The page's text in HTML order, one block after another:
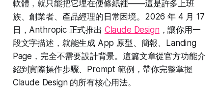
軟體，就只能把它埋在便條紙裡——這是許多上班
族、創業者、產品經理的日常困境。2026 年 4 月 17
日，Anthropic 正式推出 Claude Design，讓你用一
段文字描述，就能生成 App 原型、簡報、Landing
Page，完全不需要設計背景。這篇文章從官方功能介
紹到實際操作步驟、Prompt 範例，帶你完整掌握
Claude Design 的所有核心用法。